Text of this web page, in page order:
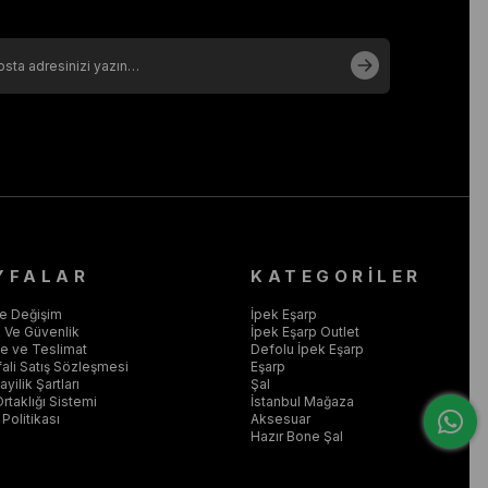
Değişim
Ve Güvenlik
ve Teslimat
Satış Sözleşmesi
Şartları
Sistemi
KATEGORİLER
İpek Eşarp
İpek Eşarp Outlet
Defolu İpek Eşarp
Eşarp
Şal
İstanbul Mağaza
Aksesuar
Hazır Bone Şal